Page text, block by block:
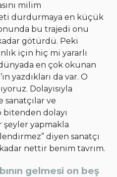
milim
durdurmaya en küçük
bu trajedi onu
götürdü. Peki
için hiç mi yararlı
en çok okunan
yazdıkları da var. O
Dolayısıyla
ve
dolayı
yapmakla
diyen sanatçı
nettir benim tavrım.
gelmesi on beş